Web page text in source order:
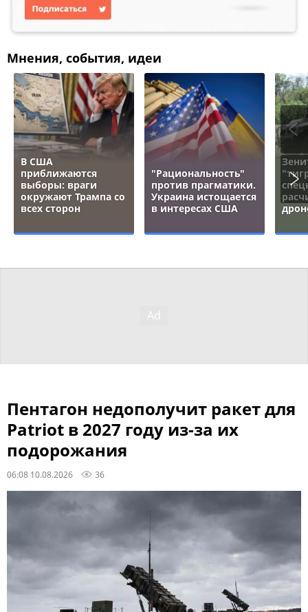
Мнения, события, идеи
В США
приближаются
выборы: враги
окружают Трампа со
всех сторон
"Рациональность"
против прагматики.
Украина истощается
в интересах США
Пентагон недополучит ракет для
Patriot в 2027 году из-за их
подорожания
06:08 10.08.2026 36